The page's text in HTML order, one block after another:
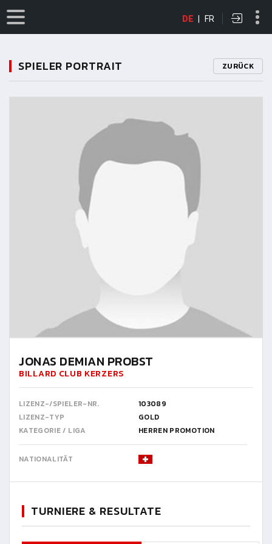
DE | FR
SPIELER PORTRAIT ZURÜCK
JONAS DEMIAN PROBST
BILLARD CLUB KERZERS
LIZENZ-/SPIELER-NR.
103089
LIZENZ-TYP
GOLD
KATEGORIE / LIGA
HERREN PROMOTION
NATIONALITÄT
TURNIERE & RESULTATE